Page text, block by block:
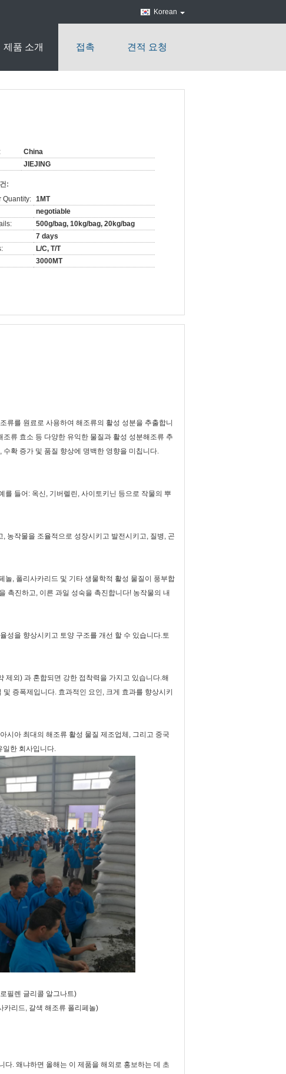
Korean
제품 소개 접촉 견적 요청
China
JIEJING
:
Quantity: 1MT
negotiable
500g/bag, 10kg/bag, 20kg/bag
7 days
L/C, T/T
3000MT
류를 원료로 사용하여 해조류의 활성 성분을 추출합니
류 효소 등 다양한 유익한 물질과 활성 성분해조류 추
확 증가 및 품질 향상에 명백한 영향을 미칩니다.
들어: 옥신, 기버렐린, 사이토키닌 등으로 작물의 뿌
농작물을 조율적으로 성장시키고 발전시키고, 질병, 곤
놀, 폴리사카리드 및 기타 생물학적 활성 물질이 풍부합
촉진하고, 이른 과일 성숙을 촉진합니다! 농작물의 내
성을 향상시키고 토양 구조를 개선 할 수 있습니다.토
외) 과 혼합되면 강한 접착력을 가지고 있습니다.해
증폭제입니다. 효과적인 요인, 크게 효과를 향상시키
시아 최대의 해조류 활성 물질 제조업체, 그리고 중국
일한 회사입니다.
필렌 글리콜 알그나트)
카리드, 갈색 해조류 폴리페놀)
. 왜냐하면 올해는 이 제품을 해외로 홍보하는 데 초